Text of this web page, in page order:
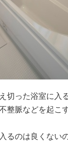
切った浴室に入
整脈などを起こ
るのは良くない